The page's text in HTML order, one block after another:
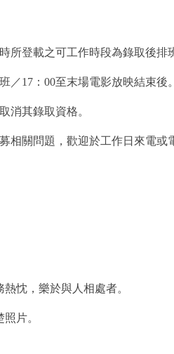
所登載之可工作時段為錄取後
／17：00至末場電影放映結束後
消其錄取資格。
相關問題，歡迎於工作日來電或
忱，樂於與人相處者。
片。